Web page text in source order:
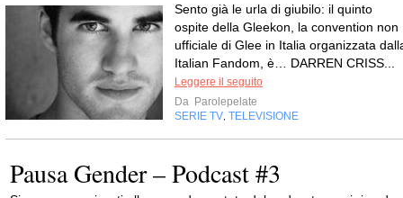
Sento già le urla di giubilo: il quinto
ospite della Gleekon, la convention non
ufficiale di Glee in Italia organizzata
Italian Fandom, è… DARREN CRISS...
Leggere il seguito
Da Parolepelate
SERIE TV TELEVISIONE
Pausa Gender – Podcast #3